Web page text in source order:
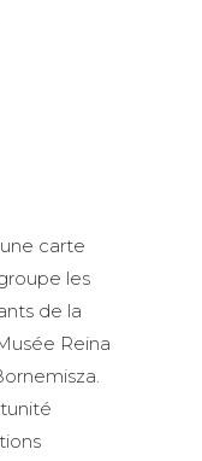
carte
les
de la
Reina